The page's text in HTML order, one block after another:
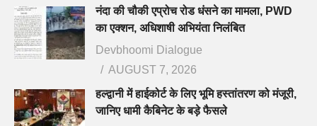
नंदा की चौकी एप्रोच रोड धंसने का मामला, PWD
का एक्शन, अधिशाषी अभियंता निलंबित
Devbhoomi Dialogue
AUGUST 7, 2026
हल्द्वानी में हाईकोर्ट के लिए भूमि हस्तांतरण को मंजूरी,
जानिए धामी कैबिनेट के बड़े फैसले